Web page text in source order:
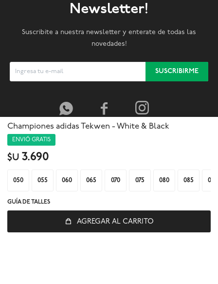
Championes adidas Tekwen - White & Black
ENVIÓ GRATIS
$U 3.690
050 055 060 065 070 075 080 085 095
GUÍA DE TALLES
AGREGAR AL CARRITO
Newsletter!
Suscribite a nuestra newsletter y enterate de todas las
novedades!
SUSCRIBIRME
  